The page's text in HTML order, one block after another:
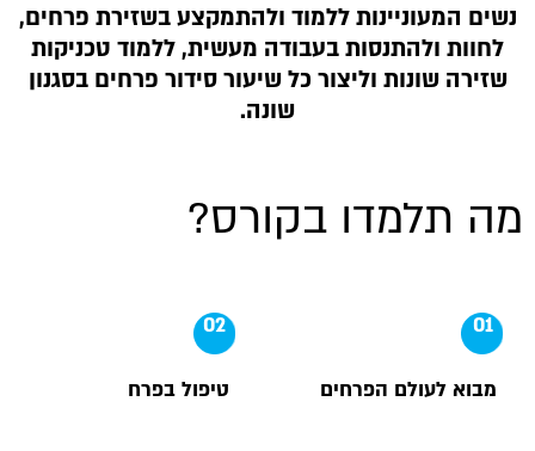
המעוניינות ללמוד ולהתמקצע בשזירת פרחים,
לחוות ולהתנסות בעבודה מעשית, ללמוד טכניקות
שונות וליצור כל שיעור סידור פרחים בסגנון
שונה.
תלמדו בקורס?
מבוא לעולם הפרחים
02
טיפול בפרח